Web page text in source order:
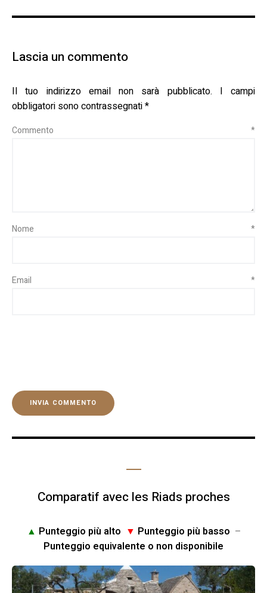
Lascia un commento
Il tuo indirizzo email non sarà pubblicato.
I campi
obbligatori sono contrassegnati*
Commento *
Nome *
Email *
Comparatif avec les Riads proches
▲ Punteggio più alto ▼ Punteggio più basso –
Punteggio equivalente o non disponibile